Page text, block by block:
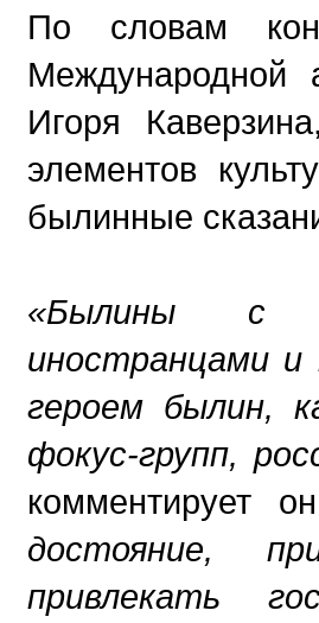
По словам
Международной
Игоря
элементов
былинные
«Былины с
иностранцами
героем былин,
фокус-групп,
комментирует
достояние,
привлекать